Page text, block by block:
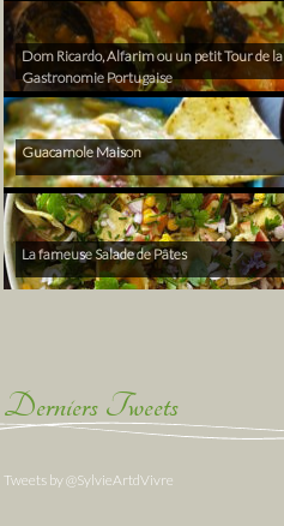
Dom Ricardo, Alfarim ou un petit Tour de la
Gastronomie Portugaise
Guacamole Maison
La fameuse Salade de Pâtes
Derniers Tweets
Tweets by @SylvieArtdVivre